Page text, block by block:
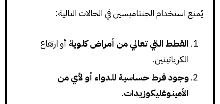
يُمنع استخدام الجنتاميسين في الحالات التالية:
القطط التي تعاني من أمراض كلوية أو ارتفاع
الكرياتينين.
وجود فرط حساسية للدواء أو لأي من
الأمينوغليكوزيدات.